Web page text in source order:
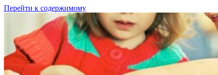
Перейти к содержимому